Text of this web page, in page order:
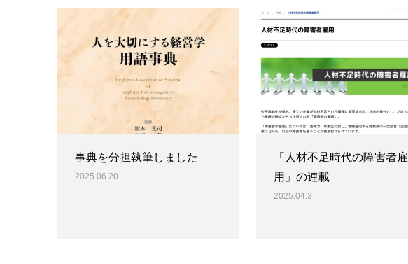
事典を分担執筆しました
2025.06.20
「人材不足時代の障害者雇
用」の連載
2025.04.3